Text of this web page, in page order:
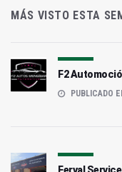
MÁS VISTO ESTA
F2
PUBLICADO